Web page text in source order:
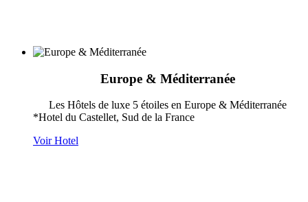
Europe & Méditerranée
Les Hôtels de luxe 5 étoiles en Europe & Méditerranée
*Hotel du Castellet, Sud de la France
Voir Hotel